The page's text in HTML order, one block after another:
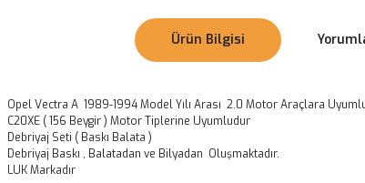
Ürün Bilgisi
Opel Vectra A 1989-1994 Model Yılı Arası 2.0 Motor Araçlara
C20XE ( 156 Beygir ) Motor Tiplerine Uyumludur
Debriyaj Seti ( Baskı Balata )
Debriyaj Baskı , Balatadan ve Bilyadan Oluşmaktadır.
LUK Markadır